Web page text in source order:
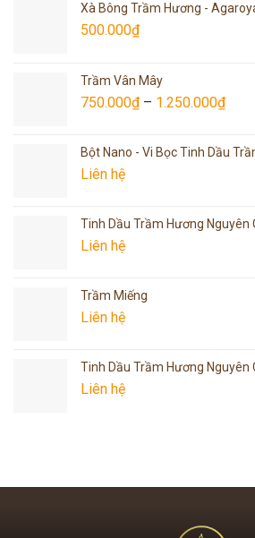
Xà Bông Trầm Hương -
500.000₫
Trầm Vân Mây
750.000₫– 1.250.000₫
Bột Nano - Vi Bọc Tinh Dầu
Liên hệ
Tinh Dầu Trầm Hương Nguyên
Liên hệ
Trầm Miếng
Liên hệ
Tinh Dầu Trầm Hương Nguyên
Liên hệ